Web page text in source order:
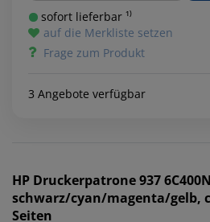
sofort lieferbar ¹⁾
auf die Merkliste setzen
Frage zum Produkt
3 Angebote verfügbar
HP Druckerpatrone 937
schwarz/cyan/magenta/gelb,
Seiten